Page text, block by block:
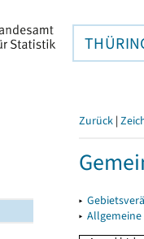
Zurück |
▸
▸